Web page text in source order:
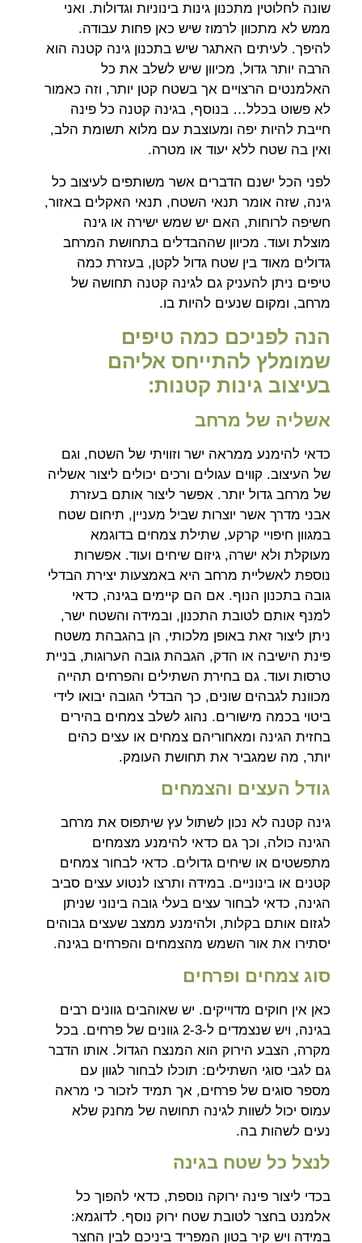
שונה לחלוטין מתכנון גינות בינוניות וגדולות. ואני
ממש לא מתכוון לרמוז שיש כאן פחות עבודה.
להיפך. לעיתים האתגר שיש בתכנון גינה קטנה הוא
הרבה יותר גדול, מכיוון שיש לשלב את כל
האלמנטים הרצויים אך בשטח קטן יותר, וזה כאמור
לא פשוט בכלל… בנוסף, בגינה קטנה כל פינה
חייבת להיות יפה ומעוצבת עם מלוא תשומת הלב,
ואין בה שטח ללא יעוד או מטרה.
לפני הכל ישנם הדברים אשר משותפים לעיצוב כל
גינה, שזה אומר תנאי השטח, תנאי האקלים באזור,
חשיפה לרוחות, האם יש שמש ישירה או גינה
מוצלת ועוד. מכיוון שההבדלים בתחושת המרחב
גדולים מאוד בין שטח גדול לקטן, בעזרת כמה
טיפים ניתן להעניק גם לגינה קטנה תחושה של
מרחב, ומקום שנעים להיות בו.
הנה לפניכם כמה טיפים
שמומלץ להתייחס אליהם
בעיצוב גינות קטנות:
אשליה של מרחב
כדאי להימנע ממראה ישר וזוויתי של השטח, וגם
של העיצוב. קווים עגולים ורכים יכולים ליצור אשליה
של מרחב גדול יותר. אפשר ליצור אותם בעזרת
אבני מדרך אשר יוצרות שביל מעניין, תיחום שטח
במגוון חיפויי קרקע, שתילת צמחים בדוגמא
מעוקלת ולא ישרה, גיזום שיחים ועוד. אפשרות
נוספת לאשליית מרחב היא באמצעות יצירת הבדלי
גובה בתכנון הנוף. אם הם קיימים בגינה, כדאי
למנף אותם לטובת התכנון, ובמידה והשטח ישר,
ניתן ליצור זאת באופן מלכותי, הן בהגבהת משטח
פינת הישיבה או הדק, הגבהת גובה הערוגות, בניית
טרסות ועוד. גם בחירת השתילים והפרחים תהייה
מכוונת לגבהים שונים, כך הבדלי הגובה יבואו לידי
ביטוי בכמה מישורים. נהוג לשלב צמחים בהירים
בחזית הגינה ומאחוריהם צמחים או עצים כהים
יותר, מה שמגביר את תחושת העומק.
גודל העצים והצמחים
גינה קטנה לא נכון לשתול עץ שיתפוס את מרחב
הגינה כולה, וכך גם כדאי להימנע מצמחים
מתפשטים או שיחים גדולים. כדאי לבחור צמחים
קטנים או בינוניים. במידה ותרצו לנטוע עצים סביב
הגינה, כדאי לבחור עצים בעלי גובה בינוני שניתן
לגזום אותם בקלות, ולהימנע ממצב שעצים גבוהים
יסתירו את אור השמש מהצמחים והפרחים בגינה.
סוג צמחים ופרחים
כאן אין חוקים מדוייקים. יש שאוהבים גוונים רבים
בגינה, ויש שנצמדים ל-2-3 גוונים של פרחים. בכל
מקרה, הצבע הירוק הוא המנצח הגדול. אותו הדבר
גם לגבי סוגי השתילים: תוכלו לבחור לגוון עם
מספר סוגים של פרחים, אך תמיד לזכור כי מראה
עמוס יכול לשוות לגינה תחושה של מחנק שלא
נעים לשהות בה.
לנצל כל שטח בגינה
בכדי ליצור פינה ירוקה נוספת, כדאי להפוך כל
אלמנט בחצר לטובת שטח ירוק נוסף. לדוגמא:
במידה ויש קיר בטון המפריד ביניכם לבין החצר